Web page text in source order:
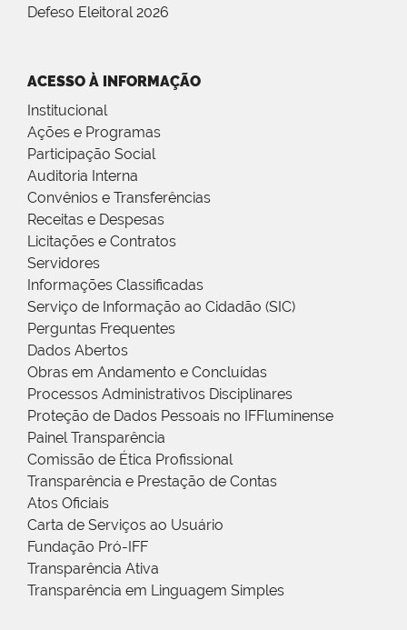
Defeso Eleitoral 2026
ACESSO À INFORMAÇÃO
Institucional
Ações e Programas
Participação Social
Auditoria Interna
Convênios e Transferências
Receitas e Despesas
Licitações e Contratos
Servidores
Informações Classificadas
Serviço de Informação ao Cidadão (SIC)
Perguntas Frequentes
Dados Abertos
Obras em Andamento e Concluídas
Processos Administrativos Disciplinares
Proteção de Dados Pessoais no IFFluminense
Painel Transparência
Comissão de Ética Profissional
Transparência e Prestação de Contas
Atos Oficiais
Carta de Serviços ao Usuário
Fundação Pró-IFF
Transparência Ativa
Transparência em Linguagem Simples